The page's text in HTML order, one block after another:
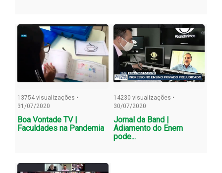
13754 visualizações •
31/07/2020
Boa Vontade TV |
Faculdades na Pandemia
14230 visualizações •
30/07/2020
Jornal da Band |
Adiamento do Enem
pode...